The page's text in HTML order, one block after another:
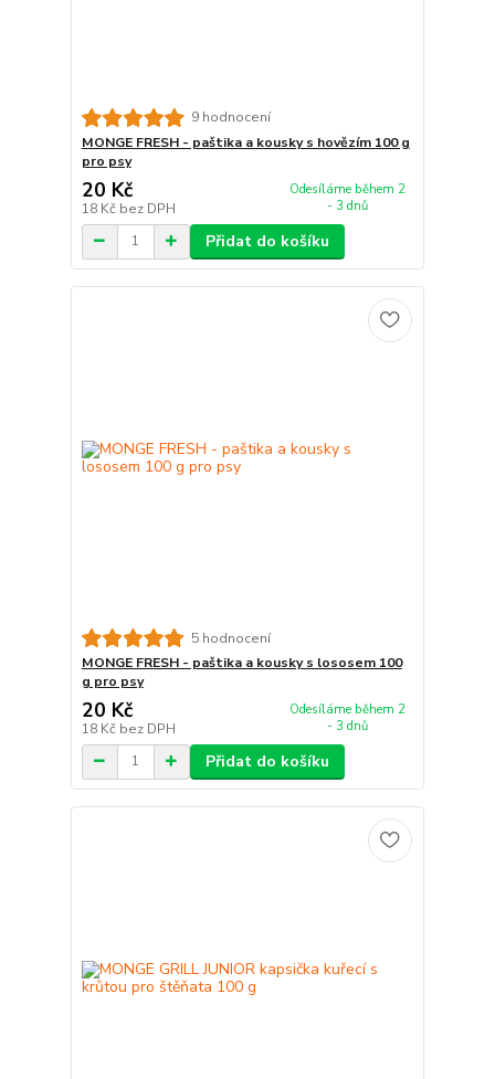
9 hodnocení
MONGE FRESH - paštika a kousky s hovězím 100 g
pro psy
20 Kč
18 Kč bez DPH
Odesíláme během 2
- 3 dnů
Přidat do košíku
5 hodnocení
MONGE FRESH - paštika a kousky s lososem 100
g pro psy
20 Kč
18 Kč bez DPH
Odesíláme během 2
- 3 dnů
Přidat do košíku